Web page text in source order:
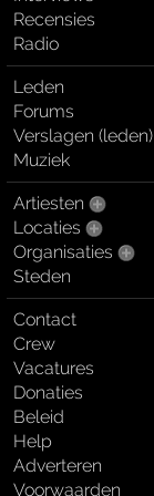
Recensies
Radio
Leden
Forums
Verslagen (leden)
Muziek
Artiesten
Locaties
Organisaties
Steden
Contact
Crew
Vacatures
Donaties
Beleid
Help
Adverteren
Voorwaarden